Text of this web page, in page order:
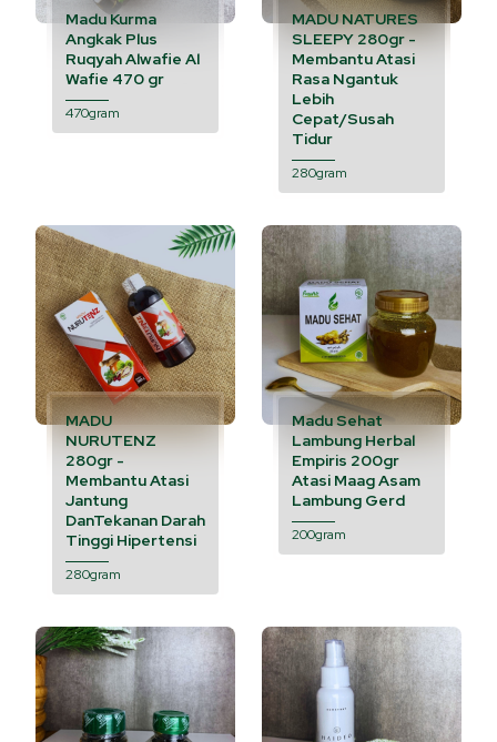
Madu Kurma
Angkak Plus
Ruqyah Alwafie Al
Wafie 470 gr
470gram
MADU NATURES
SLEEPY 280gr -
Membantu Atasi
Rasa Ngantuk
Lebih
Cepat/Susah
Tidur
280gram
MADU
NURUTENZ
280gr -
Membantu Atasi
Jantung
DanTekanan Darah
Tinggi Hipertensi
280gram
Madu Sehat
Lambung Herbal
Empiris 200gr
Atasi Maag Asam
Lambung Gerd
200gram